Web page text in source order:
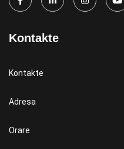
Kontakte
Kontakte
Adresa
Orare